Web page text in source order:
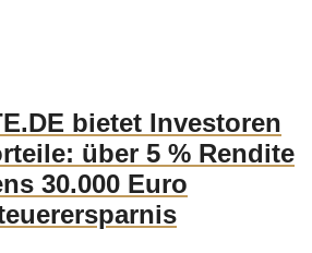
bietet Investoren
über 5 % Rendite
30.000 Euro